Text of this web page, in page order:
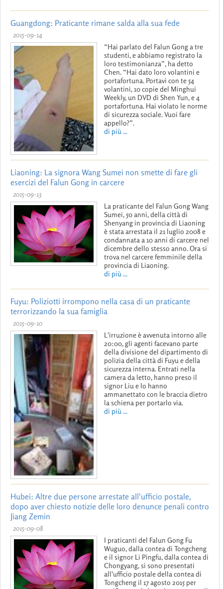
Guangdong: Praticante rimane salda alla sua fede
2015-09-14
“Hai parlato del Falun Gong a tre
studenti, e abbiamo registrato la
loro testimonianza”, ha detto
Chen. “Hai dato loro volantini e
portafortuna. Portavi con te 54
volantini, 10 copie del Minghui
Weekly, un DVD di Shen Yun, e 4
portafortuna. Hai violato le norme
di sicurezza sociale. Vuoi fare
appello?”.
di più ...
Liaoning: La signora Wang Sumei non smette di fare gli
esercizi del Falun Gong in carcere
2015-09-13
La praticante del Falun Gong Wang
Sumei, 50 anni, della città di
Shenyang in provincia di Liaoning
è stata arrestata il 21 luglio 2008 e
condannata a 10 anni di carcere nel
dicembre dello stesso anno. Ora si
trova nel carcere femminile della
provincia di Liaoning.
di più ...
Fuyu: Poliziotti irrompono nella casa di un praticante
terrorizzando la sua famiglia
2015-09-10
L'irruzione è avvenuta intorno alle
20:00, gli agenti facevano parte
della divisione del dipartimento di
polizia della città di Fuyu e della
sicurezza interna. Entrati nella
camera da letto, hanno preso il
signor Liu e lo hanno
ammanettato con le braccia dietro
la schiena per portarlo via.
di più ...
Hubei: Altre due persone arrestate all'ufficio postale,
dopo aver chiesto notizie delle loro denunce penali contro
Jiang Zemin
2015-09-08
I praticanti del Falun Gong Fu
Wuguo, dalla contea di Tongcheng
e il signor Li Pingfu, dalla contea di
Chongyang, si sono presentati
all'ufficio postale della contea di
Tongcheng il 17 agosto 2015 per